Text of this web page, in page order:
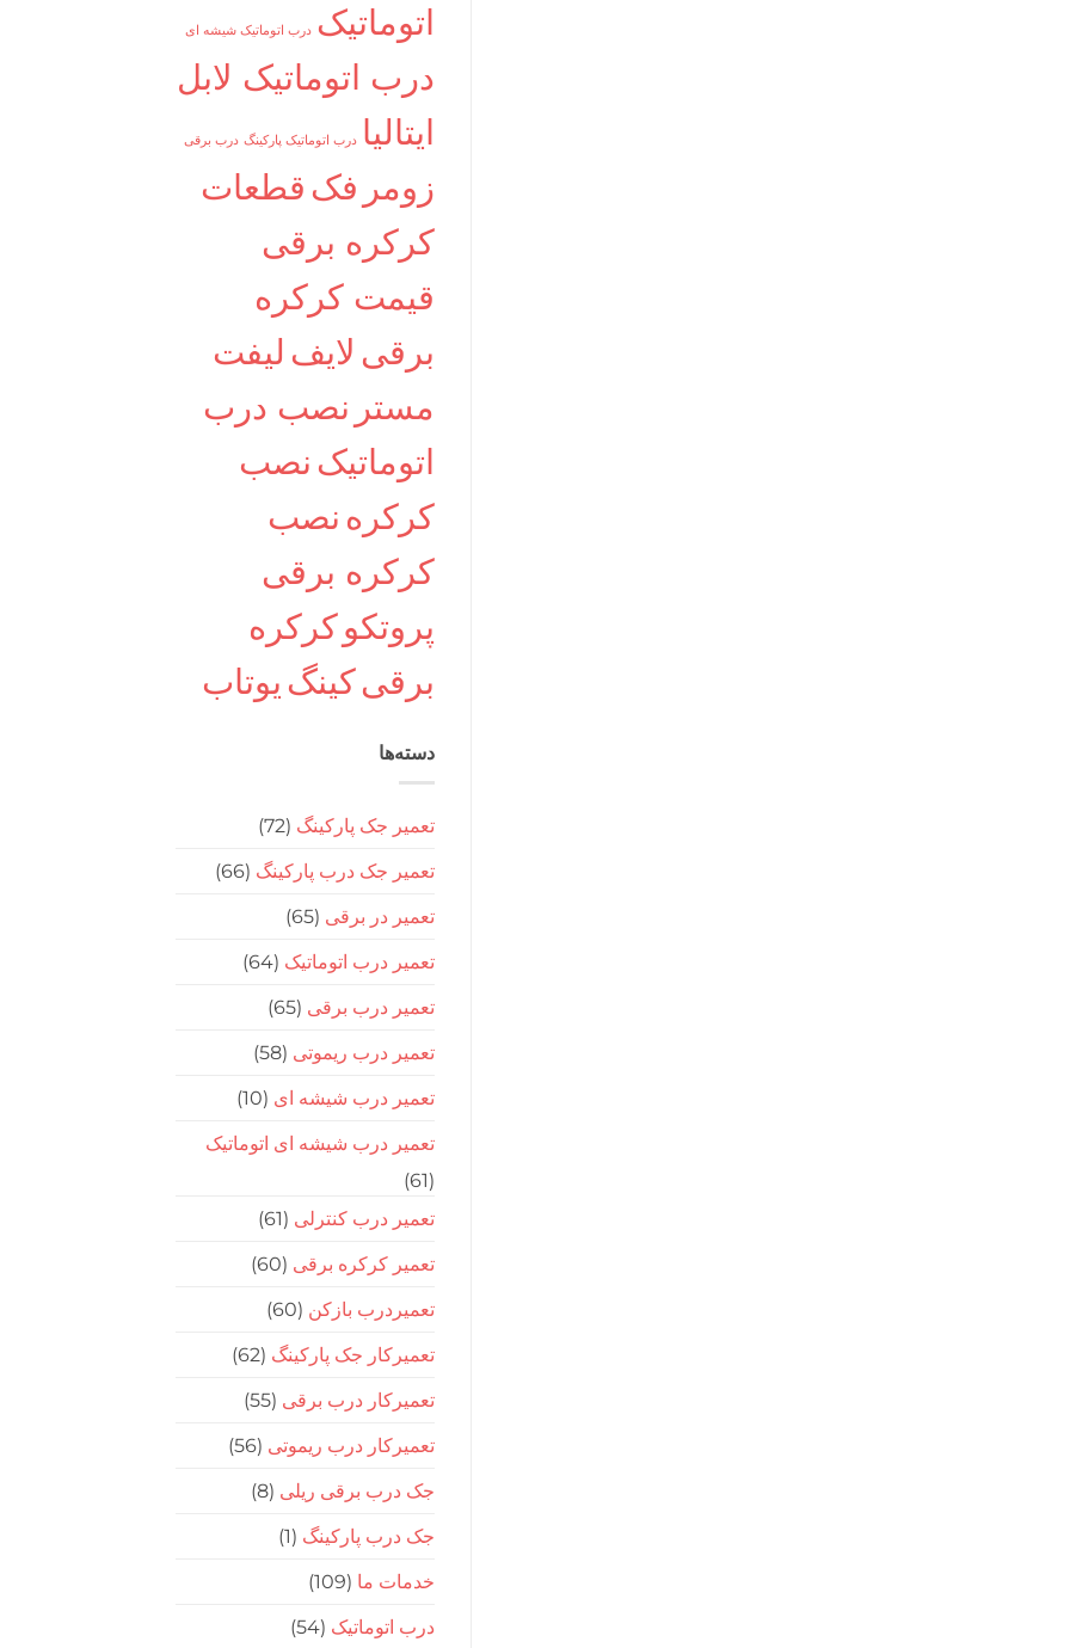
اتوماتیک درب اتوماتیک شیشه ای
درب اتوماتیک لابل
ایتالیا درب اتوماتیک پارکینگ درب برقی
زومر فک قطعات
کرکره برقی
قیمت کرکره
برقی لایف لیفت
مستر نصب درب
اتوماتیک نصب
کرکره نصب
کرکره برقی
پروتکوکرکره
برقیکینگ یوتاب
دسته‌ها
تعمیر جک پارکینگ (72)
تعمیر جک درب پارکینگ (66)
تعمیر در برقی (65)
تعمیر درب اتوماتیک (64)
تعمیر درب برقی (65)
تعمیر درب ریموتی (58)
تعمیر درب شیشه ای (10)
تعمیر درب شیشه ای اتوماتیک
(61)
تعمیر درب کنترلی (61)
تعمیر کرکره برقی (60)
تعمیردرب بازکن (60)
تعمیرکار جک پارکینگ (62)
تعمیرکار درب برقی (55)
تعمیرکار درب ریموتی (56)
جک درب برقی ریلی (8)
جک درب پارکینگ (1)
خدمات ما (109)
درب اتوماتیک (54)